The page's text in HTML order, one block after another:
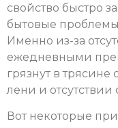
свойство быстро
бытовые
Именно из-за
ежедневными
грязнут в
лени и отсутствии
Вот некоторые